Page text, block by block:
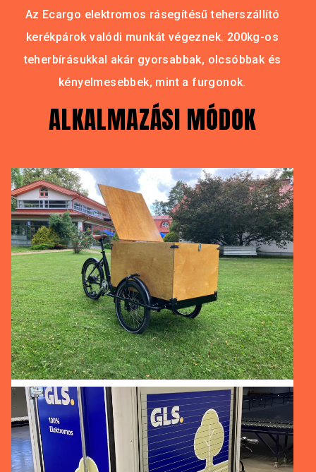
Az Ecargo elektromos rásegítésű teherszállító
kerékpárok valódi munkát végeznek. 200kg-os
teherbírásukkal akár gyorsabbak, olcsóbbak és
kényelmesebbek, mint a furgonok.
ALKALMAZÁSI MÓDOK